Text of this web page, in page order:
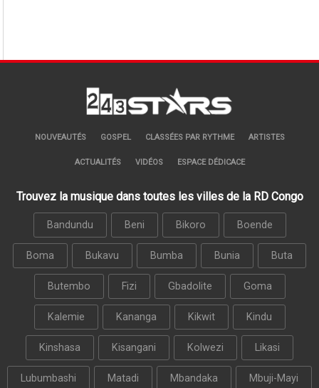
NOUVEAUTÉS GOSPEL CLASSÉES PAR RYTHME ARTISTES
ACTUALITÉS VIDÉOS ESPACE DÉDICACE
Trouvez la musique dans toutes les villes de la RD Congo
Bandundu Beni Bikoro Boende
Boma Bukavu Bumba Bunia Buta
Butembo Fizi Gbadolite Goma
Kalemie Kananga Kikwit Kindu
Kinshasa Kisangani Kolwezi Likasi
Lubumbashi Matadi Mbandaka Mbuji-Mayi